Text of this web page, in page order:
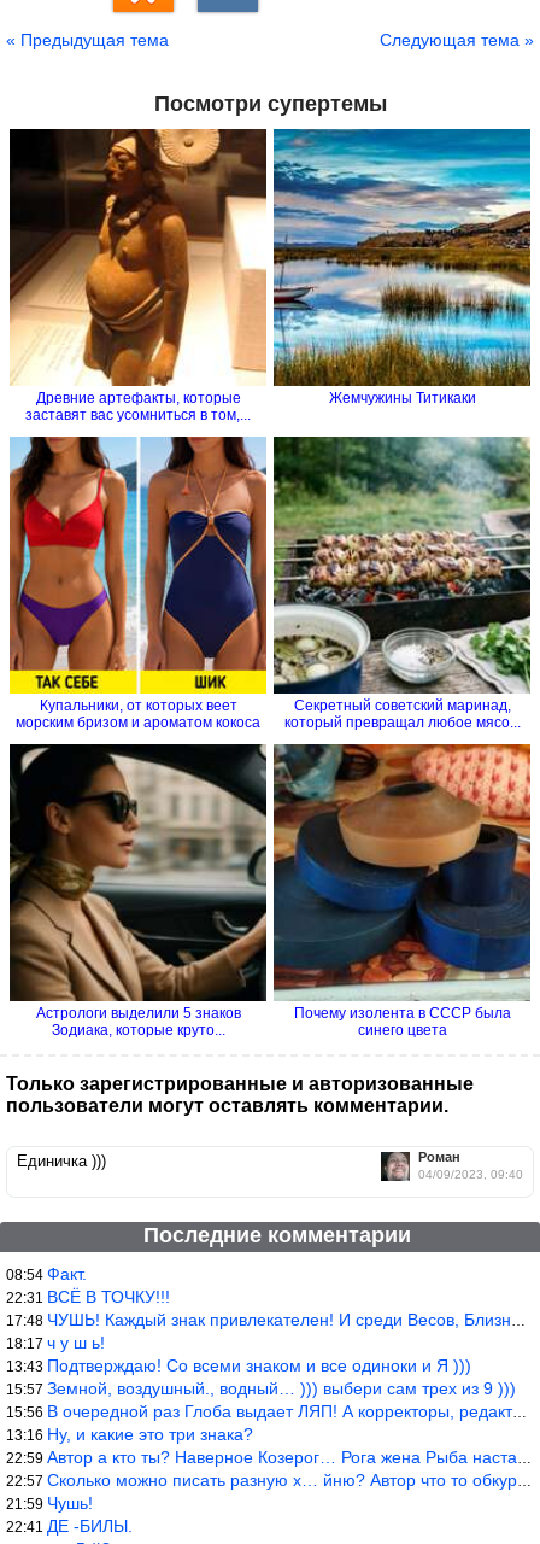
« Предыдущая тема Следующая тема »
Посмотри супертемы
Древние артефакты, которые
заставят вас усомниться в том,...
Жемчужины Титикаки
Купальники, от которых веет
морским бризом и ароматом кокоса
Секретный советский маринад,
который превращал любое мясо...
Астрологи выделили 5 знаков
Зодиака, которые круто...
Почему изолента в СССР была
синего цвета
Только зарегистрированные и авторизованные
пользователи могут оставлять комментарии.
Роман
04/09/2023, 09:40
Единичка )))
Последние комментарии
08:54 Факт.
22:31 ВСЁ В ТОЧКУ!!!
17:48 ЧУШЬ! Каждый знак привлекателен! И среди Весов, Близнецов встреч
18:17 ч у ш ь!
13:43 Подтверждаю! Со всеми знаком и все одиноки и Я )))
15:57 Земной, воздушный., водный… ))) выбери сам трех из 9 )))
15:56 В очередной раз Глоба выдает ЛЯП! А корректоры, редакторы пропус
13:16 Ну, и какие это три знака?
22:59 Автор а кто ты? Наверное Козерог… Рога жена Рыба наставила ))
22:57 Сколько можно писать разную х… йню? Автор что то обкурился?
21:59 Чушь!
22:41 ДЕ -БИЛЫ.